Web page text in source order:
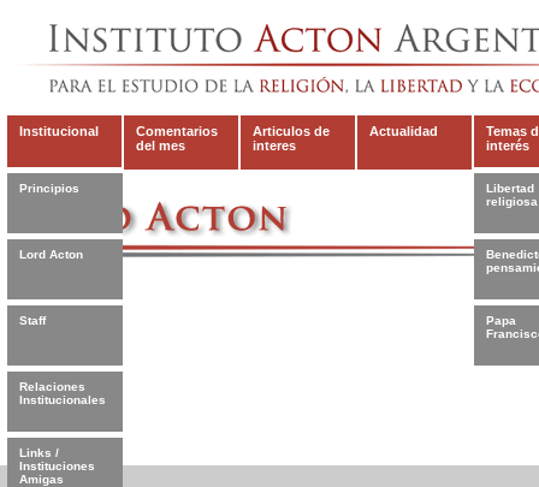
Institucional
Principios
Lord Acton
Staff
Relaciones
Institucionales
Links /
Instituciones
Amigas
Comentarios
del mes
Articulos de
interes
Actualidad
Temas
interés
Libertad
religiosa
Papa